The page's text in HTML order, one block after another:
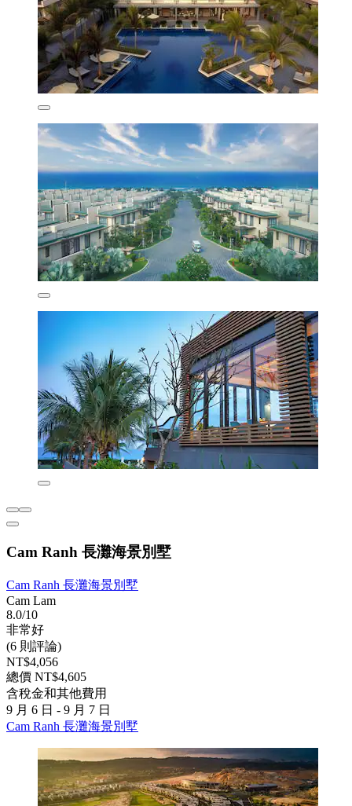
Cam Ranh 長灘海景別墅
Cam Ranh 長灘海景別墅
Cam Lam
8.0/10
非常好
(6 則評論)
NT$4,056
總價 NT$4,605
含稅金和其他費用
9 月 6 日 - 9 月 7 日
Cam Ranh 長灘海景別墅